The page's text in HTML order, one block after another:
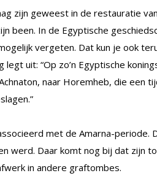
zijn geweest in de restauratie
been. In de Egyptische
vergeten. Dat kun je ook
uit: “Op zo’n Egyptische
naar Horemheb, die een
met de Amarna-periode.
werd. Daar komt nog bij dat zijn
in andere graftombes.